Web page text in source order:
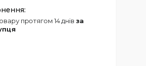
протягом 14 днів за